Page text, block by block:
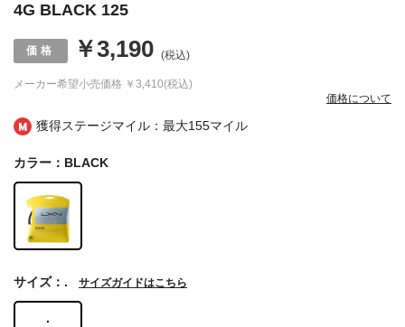
獲得ステージマイル：最大155マイル
4G BLACK 125
メーカー希望小売価格 ￥3,410(税込)
￥3,190 (税込)
価格について
カラー：BLACK
.
サイズ：. サイズガイドはこちら